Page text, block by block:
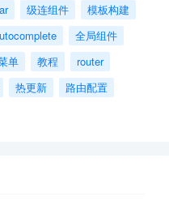
级连组件
模板构建
全局组件
单 教程
router
热更新
路由配置